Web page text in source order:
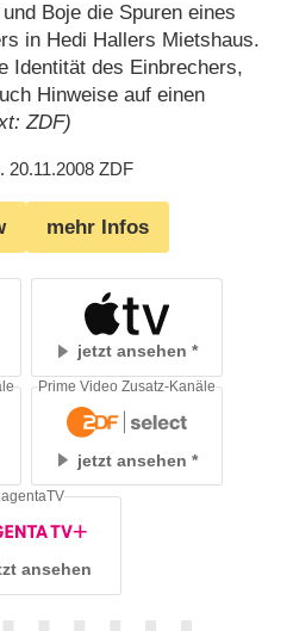
Boje die Spuren eines
in Hedi Hallers Mietshaus.
Identität des Einbrechers,
Hinweise auf einen
ZDF)
20.11.2008 ZDF
mehr Infos
jetzt ansehen
jetzt ansehen
Prime Video Zusatz-Kanäle
ansehen